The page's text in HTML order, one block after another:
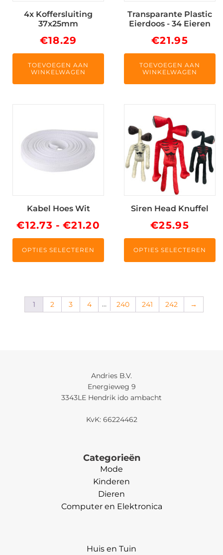
4x Koffersluiting
37x25mm
€18.29
TOEVOEGEN AAN
WINKELWAGEN
Transparante Plastic
Eierdoos - 34 Eieren
€21.95
TOEVOEGEN AAN
WINKELWAGEN
Kabel Hoes Wit
€12.73 - €21.20 Prijsklasse:
€12.73
OPTIES SELECTEREN
heeft
meerdere
gekozen
worden
de
productpagina
Siren Head Knuffel
€25.95
OPTIES SELECTEREN
product
heeft
meerdere
variaties.
Deze
optie
gekozen
worden
de
productpagina
1 2 3 4 … 240 241 242 →
Andries B.V.
Energieweg 9
3343LE Hendrik ido ambacht
KvK: 66224462
Categorieën
Mode
Kinderen
Dieren
Computer en Elektronica
Huis en Tuin